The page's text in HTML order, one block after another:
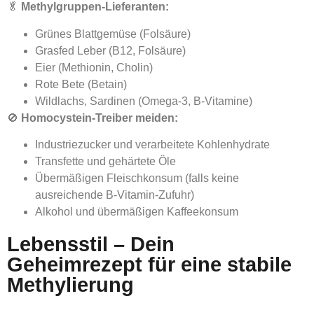
🥬 Methylgruppen-Lieferanten:
Grünes Blattgemüse (Folsäure)
Grasfed Leber (B12, Folsäure)
Eier (Methionin, Cholin)
Rote Bete (Betain)
Wildlachs, Sardinen (Omega-3, B-Vitamine)
🚫 Homocystein-Treiber meiden:
Industriezucker und verarbeitete Kohlenhydrate
Transfette und gehärtete Öle
Übermäßigen Fleischkonsum (falls keine
ausreichende B-Vitamin-Zufuhr)
Alkohol und übermäßigen Kaffeekonsum
Lebensstil – Dein
Geheimrezept für eine stabile
Methylierung